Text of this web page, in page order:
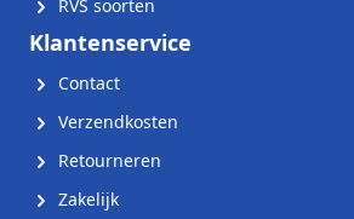
RVS soorten
Klantenservice
Contact
Verzendkosten
Retourneren
Zakelijk